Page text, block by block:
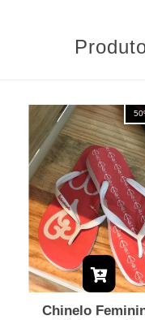
50
Chinelo